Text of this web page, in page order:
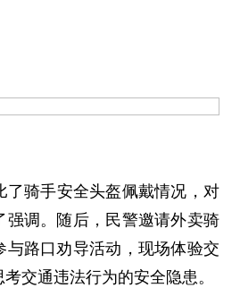
了骑手安全头盔佩戴情况，对
强调。随后，民警邀请外卖骑
与路口劝导活动，现场体验交
交通违法行为的安全隐患。